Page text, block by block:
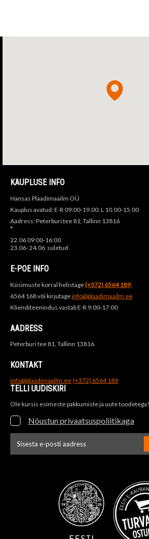
KAUPLUSE INFO
Hansas Plaadimaailm OÜ
Kauplus avatud: E-R 09:00-19.00; L 10.00-15.00
Aadress: Peterburi tee 81, Tallinn 13816
*
22.06 09:00-16:00
23.06- 24.06 suletud
E-POE INFO
Küsimuste korral helistage(+372) 6564 189,
6564 168 või kirjutageinfo@plaadimaailm.ee
Klienditeenindus vastab E-R 9:00-17:00
AADRESS
Peterburi tee 81, Tallinn 13816
KONTAKT
info@plaadimaailm.ee (+372) 6564 189
TELLI UUDISKIRI
Ole kursis esimeste pakkumiste ja uute toodetega!
Nõustun privaatsuspoliitikaga